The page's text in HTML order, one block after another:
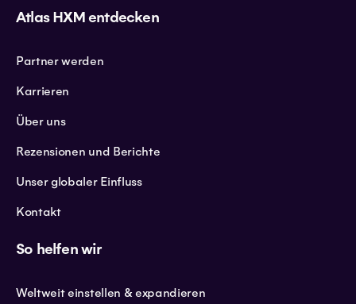
Atlas HXM entdecken
Partner werden
Karrieren
Über uns
Rezensionen und Berichte
Unser globaler Einfluss
Kontakt
So helfen wir
Weltweit einstellen & expandieren